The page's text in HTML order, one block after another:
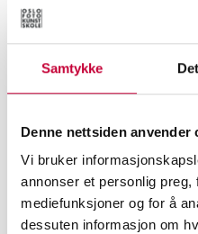
Samtykke
Denne nettsiden anvender
Vi bruker
annonser et personlig
mediefunksjoner og for å
dessuten informasjon om
oppgjør med kunstig
datamaskiner for å være
endepunkt for meg hva
medier i mitt eget liv. Vi har
kunstig intelligens, om
Odyssey er det viktigst
laget og om å leve i lock-